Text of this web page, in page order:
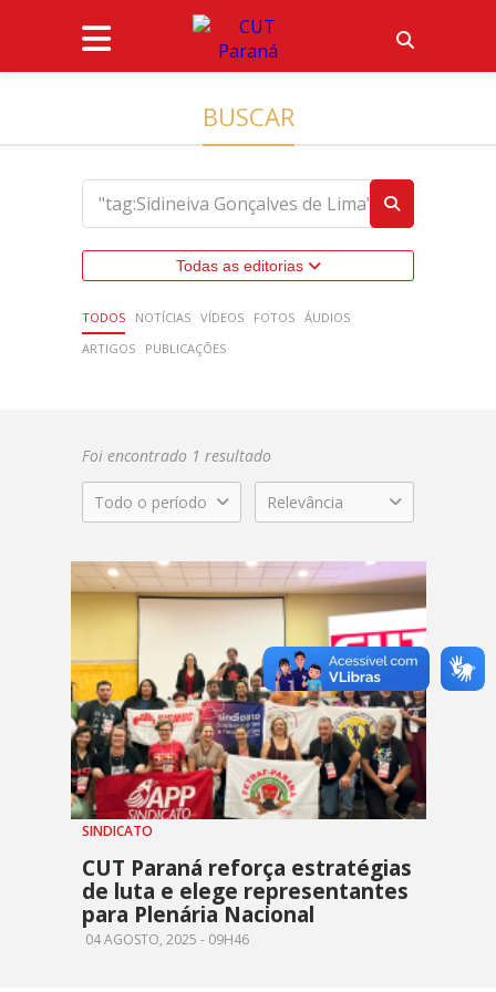
BUSCAR
Todas as editorias
TODOS NOTÍCIAS VÍDEOS FOTOS ÁUDIOS
ARTIGOS
PUBLICAÇÕES
Foi encontrado 1 resultado
Todo o período Relevância
SINDICATO
CUT Paraná reforça estratégias
de luta e elege representantes
para Plenária Nacional
04 AGOSTO, 2025 - 09H46